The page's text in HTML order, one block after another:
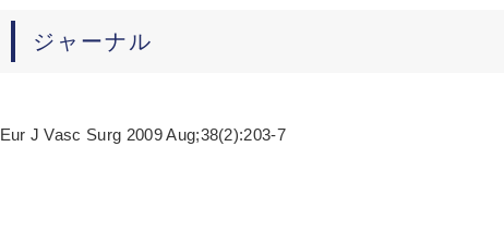
ジャーナル
Eur J Vasc Surg 2009 Aug;38(2):203-7